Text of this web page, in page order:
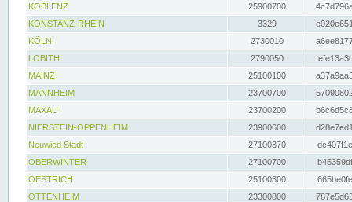
KOBLENZ
25900700
KONSTANZ-RHEIN
3329
KÖLN
2730010
LOBITH
2790050
MAINZ
25100100
MANNHEIM
23700700
MAXAU
23700200
NIERSTEIN-OPPENHEIM
23900600
Neuwied Stadt
27100370
OBERWINTER
27100700
OESTRICH
25100300
OTTENHEIM
23300800